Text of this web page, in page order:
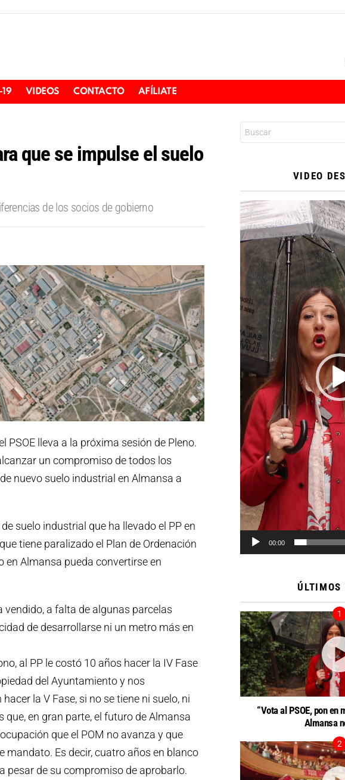
VIDEOS CONTACTO AFÍLIATE
que se impulse el suelo
de los socios de gobierno
lleva a la próxima sesión de Pleno.
un compromiso de todos los
nuevo suelo industrial en Almansa a
suelo industrial que ha llevado el PP en
tiene paralizado el Plan de Ordenación
en Almansa pueda convertirse en
vendido, a falta de algunas parcelas
de desarrollarse ni un metro más en
al PP le costó 10 años hacer la IV Fase
del Ayuntamiento y nos
la V Fase, si no se tiene ni suelo, ni
en gran parte, el futuro de Almansa
que el POM no avanza y que
mandato. Es decir, cuatro años en blanco
pesar de su compromiso de aprobarlo.
VIDEO
Reproductor
de
vídeo
00:00
ÚLTIMOS
“Vota al PSOE, pon en
Almansa